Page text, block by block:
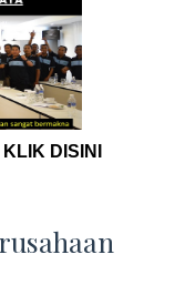
KLIK DISINI